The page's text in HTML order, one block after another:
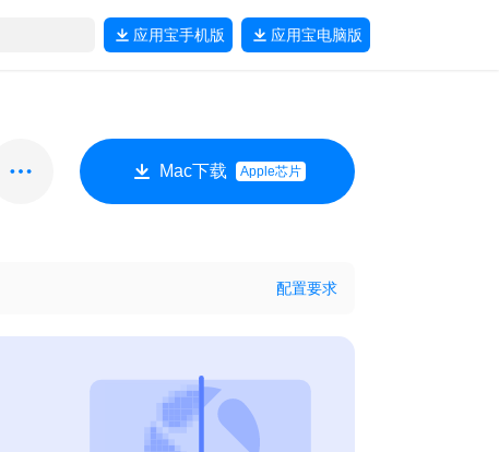
应用宝手机版 应用宝电脑版
Mac下载 Apple芯片
配置要求